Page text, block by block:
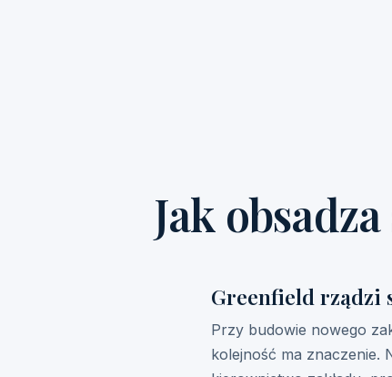
Jak
Greenfield rządzi
Przy budowie nowego
kolejność ma znaczenie.